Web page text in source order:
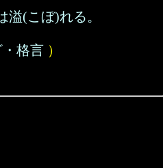
溢(こぼ)れる。
格言 ）